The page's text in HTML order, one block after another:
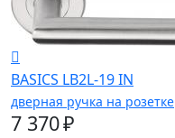
BASICS LB2L-19 IN
дверная ручка на розетке
7 370 ₽